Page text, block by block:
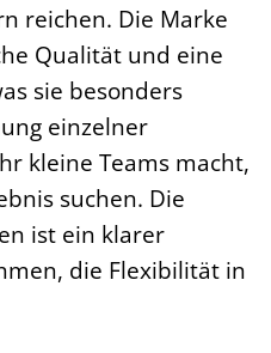
reichen. Die Marke
Qualität und eine
sie besonders
einzelner
kleine Teams macht,
suchen. Die
ist ein klarer
die Flexibilität in